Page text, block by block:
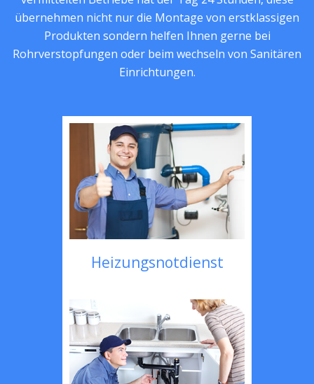
übernehmen nicht nur die Montage von erstklassigen
Produkten sondern helfen Ihnen gerne bei
Rohrverstopfungen oder beim wechseln von Sanitären
Einrichtungen.
Heizungsnotdienst